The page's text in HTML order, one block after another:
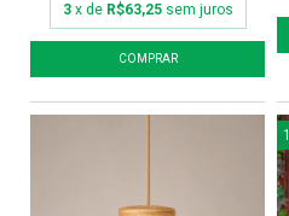
3 x de R$63,25 sem juros
1